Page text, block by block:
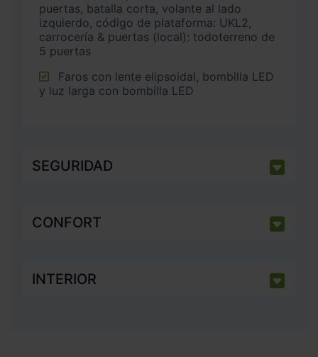
puertas, batalla corta, volante al lado
izquierdo, código de plataforma: UKL2,
carrocería & puertas (local): todoterreno de
5 puertas
y luz larga con bombilla LED
SEGURIDAD
CONFORT
INTERIOR